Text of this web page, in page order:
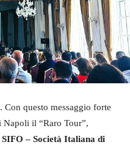
Con questo messaggio forte
Napoli il “Raro Tour”,
SIFO – Società Italiana di